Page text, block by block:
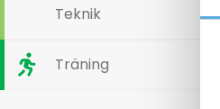
Teknik
Träning